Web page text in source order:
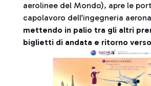
aerolinee del Mondo), apre le
capolavoro dell’ingegneria
mettendo in palio tra gli altri
biglietti di andata e ritorno